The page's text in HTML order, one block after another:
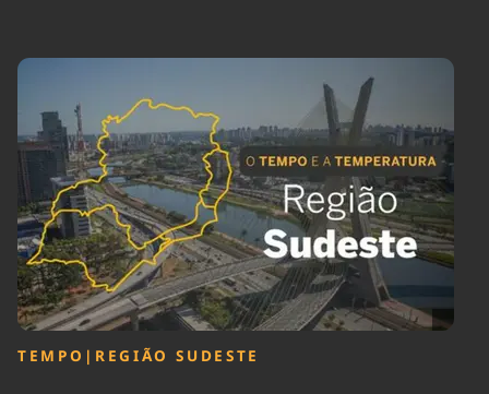
Brasil
Brasil Mineral
Ciência &
Tecnologia
Cinema
Cultura
Economia
Educação
Infraestrutura
Internacional
Meio Ambiente
Podcast
Política
Saúde
Tempo
TEMPO | REGIÃO SUDESTE